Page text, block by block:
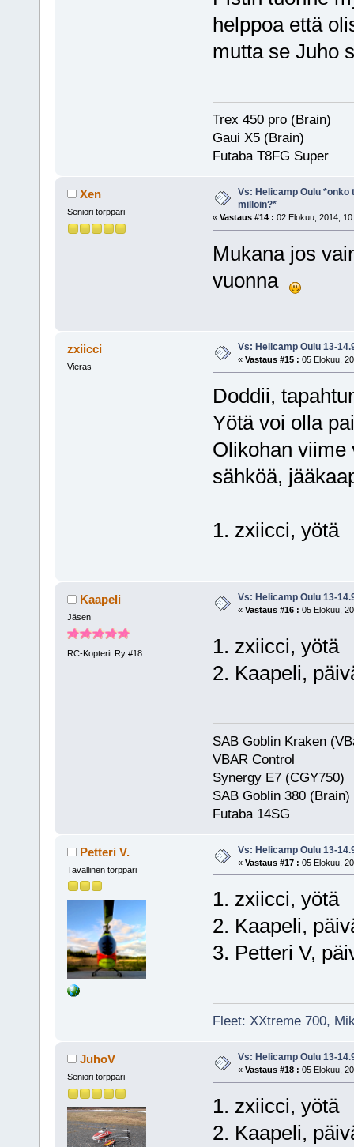
helppoa että
mutta se Juho
Trex 450 pro (Brain)
Gaui X5 (Brain)
Futaba T8FG Super
Xen
Seniori torppari
Vs: Helicamp Oulu *onko
milloin?*
« Vastaus #14 : 02 Elokuu, 2014,
Mukana jos
vuonna
zxiicci
Vieras
Vs: Helicamp Oulu 13-
« Vastaus #15 : 05 Elokuu,
Doddii,
Yötä voi olla
Olikohan viime
sähköä,
1. zxiicci, yötä
Kaapeli
Jäsen
RC-Kopterit Ry #18
Vs: Helicamp Oulu 13-
« Vastaus #16 : 05 Elokuu,
1. zxiicci, yötä
2. Kaapeli,
SAB Goblin Kraken
VBAR Control
Synergy E7 (CGY750)
SAB Goblin 380 (Brain)
Futaba
Petteri V.
Tavallinen torppari
Vs: Helicamp Oulu 13-
« Vastaus #17 : 05 Elokuu,
1. zxiicci, yötä
2. Kaapeli,
3. Petteri V,
Fleet: XXtreme 700,
JuhoV
Seniori torppari
Vs: Helicamp Oulu 13-
« Vastaus #18 : 05 Elokuu,
1. zxiicci, yötä
2. Kaapeli,